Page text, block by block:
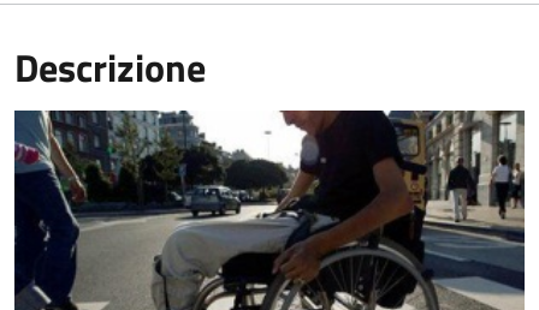
Descrizione